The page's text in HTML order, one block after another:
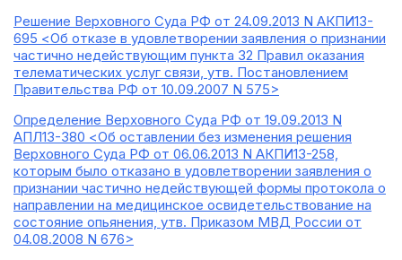
Решение Верховного Суда РФ от 24.09.2013 N АКПИ13-
695 <Об отказе в удовлетворении заявления о признании
частично недействующим пункта 32 Правил оказания
телематических услуг связи, утв. Постановлением
Правительства РФ от 10.09.2007 N 575>
Определение Верховного Суда РФ от 19.09.2013 N
АПЛ13-380 <Об оставлении без изменения решения
Верховного Суда РФ от 06.06.2013 N АКПИ13-258,
которым было отказано в удовлетворении заявления о
признании частично недействующей формы протокола о
направлении на медицинское освидетельствование на
состояние опьянения, утв. Приказом МВД России от
04.08.2008 N 676>